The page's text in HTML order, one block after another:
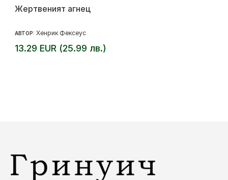
Жертвеният агнец
АВТОР: Хенрик Фексеус
13.29 EUR (25.99 лв.)